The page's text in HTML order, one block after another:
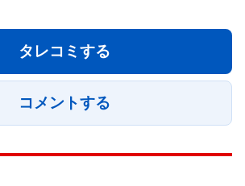
タレコミする
コメントする